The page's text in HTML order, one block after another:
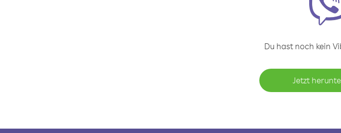
Du hast noch kein
Jetzt